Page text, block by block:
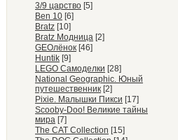
3/9 царство [5]
Ben 10 [6]
Bratz [10]
Bratz Модница [2]
GEOлёнок [46]
Huntik [9]
LEGO Самоделки [28]
National Geographic. Юный
путешественник [2]
Pixie. Малышки Пикси [17]
Scooby-Doo! Великие тайны
мира [7]
The CAT Collection [15]